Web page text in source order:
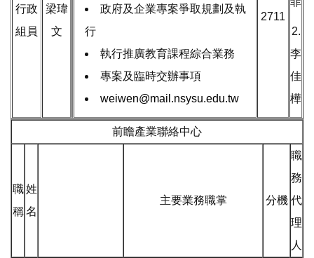
行政
組員
梁瑋
文
政府及企業專案爭取規劃及執
行
執行推廣教育課程綜合業務
專案及臨時交辦事項
weiwen@mail.nsysu.edu.tw
2711
2.
李
佳
樺
前瞻產業聯絡中心
職
稱
姓
名
主要業務職掌 分機
職
務
代
理
人